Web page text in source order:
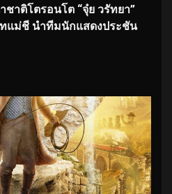
าติโตรอนโต “จุ๋ย วรัทยา”
แม่ชี นำทีมนักแสดงประชัน